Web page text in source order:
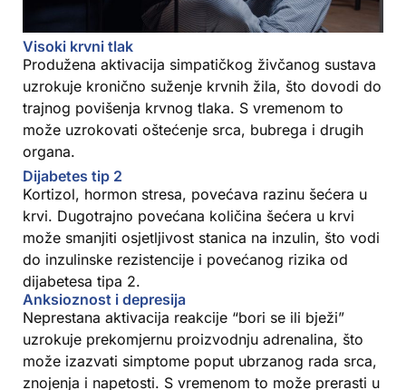
Visoki krvni tlak
Produžena aktivacija simpatičkog živčanog sustava
uzrokuje kronično suženje krvnih žila, što dovodi do
trajnog povišenja krvnog tlaka. S vremenom to
može uzrokovati oštećenje srca, bubrega i drugih
organa.
Dijabetes tip 2
Kortizol, hormon stresa, povećava razinu šećera u
krvi. Dugotrajno povećana količina šećera u krvi
može smanjiti osjetljivost stanica na inzulin, što vodi
do inzulinske rezistencije i povećanog rizika od
dijabetesa tipa 2.
Anksioznost i depresija
Neprestana aktivacija reakcije “bori se ili bježi”
uzrokuje prekomjernu proizvodnju adrenalina, što
može izazvati simptome poput ubrzanog rada srca,
znojenja i napetosti. S vremenom to može prerasti u